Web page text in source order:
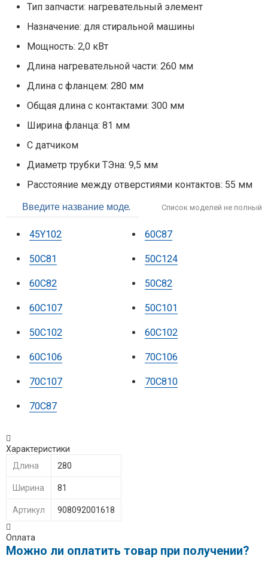
Тип запчасти: нагревательный элемент
Назначение: для стиральной машины
Мощность: 2,0 кВт
Длина нагревательной части: 260 мм
Длина с фланцем: 280 мм
Общая длина с контактами: 300 мм
Ширина фланца: 81 мм
С датчиком
Диаметр трубки ТЭна: 9,5 мм
Расстояние между отверстиями контактов: 55 мм
Список моделей не полный
45Y102 60С87
50С81 50С124
60С82 50С82
60С107 50C101
50C102 60C102
60C106 70C106
70C107 70C810
70C87
Характеристики
Длина
280
Ширина 81
Артикул 908092001618
Оплата
Можно ли оплатить товар при получении?